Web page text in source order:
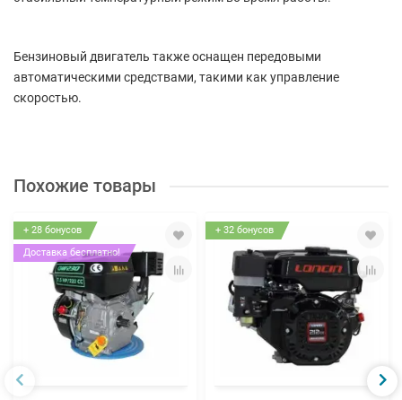
Бензиновый двигатель также оснащен передовыми
автоматическими средствами, такими как управление
скоростью.
Похожие товары
+ 28 бонусов
Доставка бесплатно!
+ 32 бонусов